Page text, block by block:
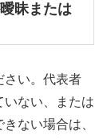
昧または
さい。代表者
いない、または
ない場合は、